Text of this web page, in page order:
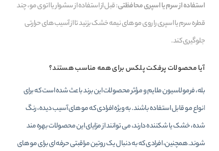
استفاده از سرم یا اسپری محافظتی: قبل از استفاده از سشوار یا اتوی مو، چند
قطره سرم یا اسپری را روی مو های نیمه‌ خشک بزنید تا از آسیب‌ های حرارتی
جلوگیری کند.
آیا محصولات پرفکت پلکس برای همه مناسب هستند؟
بله، فرمولاسیون ملایم و مؤثر محصولات این برند باعث شده است که برای
انواع مو قابل استفاده باشند. به‌ ویژه افرادی که مو های آسیب‌ دیده، رنگ‌
شده، خشک یا شکننده دارند، می‌ توانند از مزایای این محصولات بهره‌ مند
شوند. همچنین، افرادی که به دنبال یک روتین مراقبتی حرفه‌ ای برای مو های